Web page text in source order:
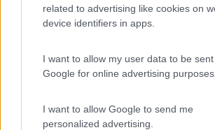
related to advertising like cookies on
device identifiers in apps.
I want to allow my user data to be
Google for online advertising purposes.
I want to allow Google to send me
personalized advertising.
Caratteristiche Prezzo Pulizia
dueratti
Caratteristiche Prezzo Pulizia